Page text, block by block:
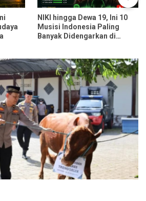
NIKI hingga Dewa 19, Ini 10
Musisi Indonesia Paling
Banyak Didengarkan di